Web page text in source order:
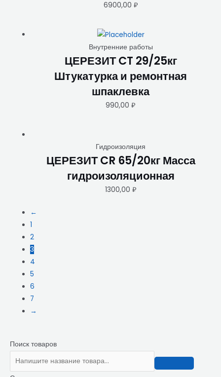
Поиск товаров
6900,00 ₽
Внутренние работы
ЦЕРЕЗИТ CT 29/25кг
Штукатурка и ремонтная
шпаклевка
990,00₽
Гидроизоляция
ЦЕРЕЗИТ CR 65/20кг Масса
гидроизоляционная
1300,00 ₽
←
1
2
3
4
5
6
7
→